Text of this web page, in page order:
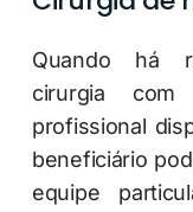
Quando há
cirurgia
profissional
beneficiário
equipe